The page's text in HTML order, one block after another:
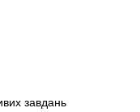
завдань